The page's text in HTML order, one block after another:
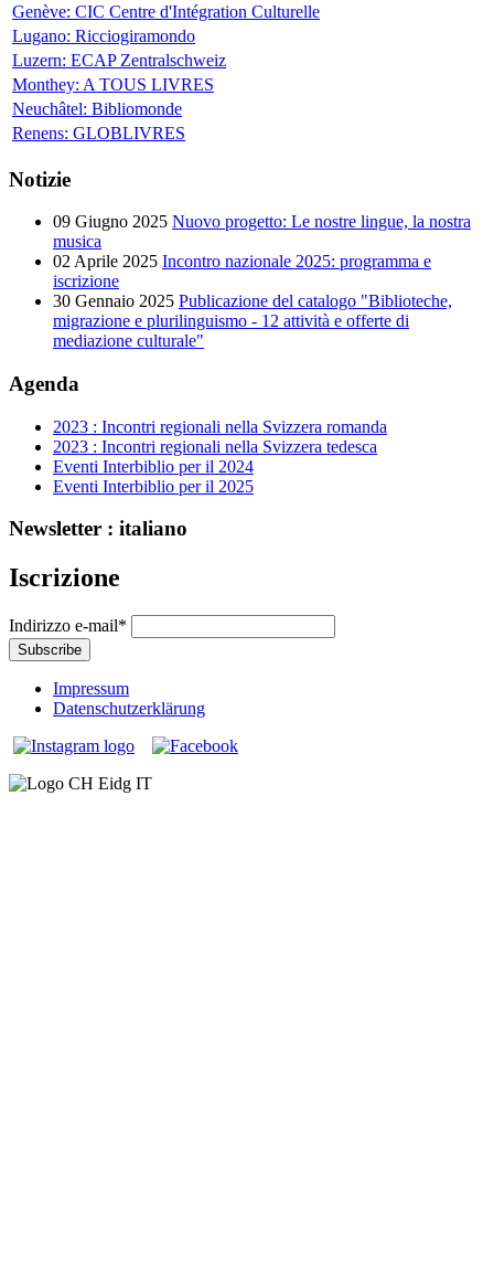
Genève: CIC Centre d'Intégration Culturelle
Lugano: Ricciogiramondo
Luzern: ECAP Zentralschweiz
Monthey: A TOUS LIVRES
Neuchâtel: Bibliomonde
Renens: GLOBLIVRES
Notizie
09 Giugno 2025 Nuovo progetto: Le nostre lingue, la nostra
musica
02 Aprile 2025 Incontro nazionale 2025: programma e
iscrizione
30 Gennaio 2025 Publicazione del catalogo "Biblioteche,
migrazione e plurilinguismo - 12 attività e offerte di
mediazione culturale"
Agenda
2023 : Incontri regionali nella Svizzera romanda
2023 : Incontri regionali nella Svizzera tedesca
Eventi Interbiblio per il 2024
Eventi Interbiblio per il 2025
Newsletter : italiano
Iscrizione
Indirizzo e-mail*
Impressum
Datenschutzerklärung